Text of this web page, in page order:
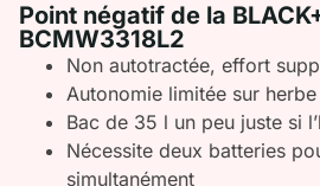
Point négatif de la
BCMW3318L2
Non autotractée, effort
Autonomie limitée sur
Bac de 35 l un peu juste si
Nécessite deux batteries
simultanément